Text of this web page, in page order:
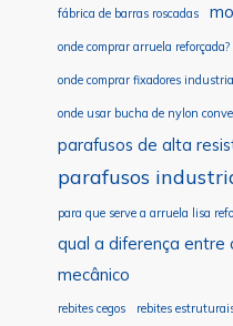
fábrica de barras roscadas
onde comprar arruela reforçada?
onde comprar fixadores
onde usar bucha de nylon
parafusos de alta
parafusos
para que serve a arruela lisa
qual a diferença entre
mecânico
rebites cegos rebites